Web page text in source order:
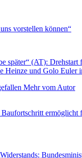
vorstellen können“
später“ (AT):
Heinze und Golo Euler
Mehr vom Autor
ermöglicht